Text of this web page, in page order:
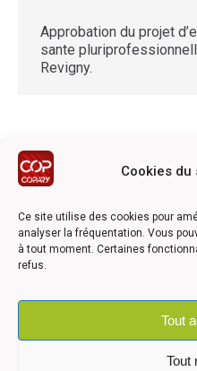
Cookies du
Ce site utilise des cookies pour
analyser la fréquentation. Vous
à tout moment. Certaines
refus.
Tout
Tout
Approbation du projet
sante
Revigny.
Ce site a été réalisé avec
Pays